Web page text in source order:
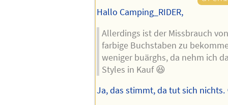
Hallo Camping_RIDER,
Allerdings ist der Missbrauch
farbige Buchstaben zu
weniger buärghs, da nehm ich
Styles in Kauf 😆
Ja, das stimmt, da tut sich nichts.